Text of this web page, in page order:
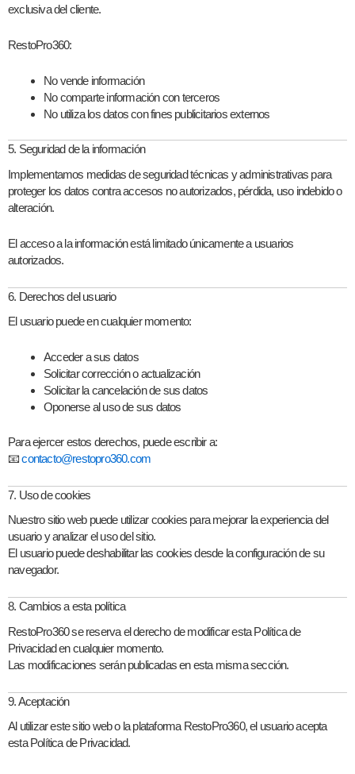
exclusiva del cliente.
RestoPro360:
No vende información
No comparte información con terceros
No utiliza los datos con fines publicitarios externos
5. Seguridad de la información
Implementamos medidas de seguridad técnicas y administrativas para
proteger los datos contra accesos no autorizados, pérdida, uso indebido o
alteración.
El acceso a la información está limitado únicamente a usuarios
autorizados.
6. Derechos del usuario
El usuario puede en cualquier momento:
Acceder a sus datos
Solicitar corrección o actualización
Solicitar la cancelación de sus datos
Oponerse al uso de sus datos
Para ejercer estos derechos, puede escribir a:
📧contacto@restopro360.com
7. Uso de cookies
Nuestro sitio web puede utilizar cookies para mejorar la experiencia del
usuario y analizar el uso del sitio.
El usuario puede deshabilitar las cookies desde la configuración de su
navegador.
8. Cambios a esta política
RestoPro360 se reserva el derecho de modificar esta Política de
Privacidad en cualquier momento.
Las modificaciones serán publicadas en esta misma sección.
9. Aceptación
Al utilizar este sitio web o la plataforma RestoPro360, el usuario acepta
esta Política de Privacidad.